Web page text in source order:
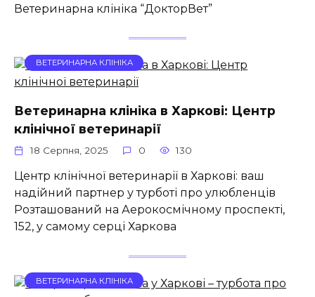
Ветеринарна клініка “ДокторВет”
ВЕТЕРИНАРНА КЛІНІКА
Ветеринарна клініка в Харкові: Центр
клінічної ветеринарії
18 Серпня, 2025 0 130
Центр клінічної ветеринарії в Харкові: ваш
надійний партнер у турботі про улюбленців
Розташований на Аерокосмічному проспекті,
152, у самому серці Харкова
ВЕТЕРИНАРНА КЛІНІКА